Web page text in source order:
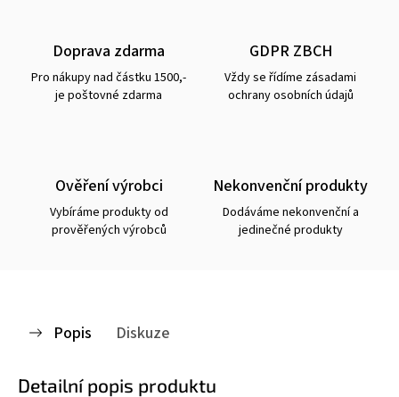
Doprava zdarma
Pro nákupy nad částku 1500,-
je poštovné zdarma
GDPR ZBCH
Vždy se řídíme zásadami
ochrany osobních údajů
Ověření výrobci
Vybíráme produkty od
prověřených výrobců
Nekonvenční produkty
Dodáváme nekonvenční a
jedinečné produkty
Popis Diskuze
Detailní popis produktu